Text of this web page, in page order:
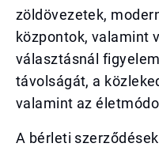
zöldövezetek,
központok, valamint
választásnál
távolságát, a
valamint az
A bérleti